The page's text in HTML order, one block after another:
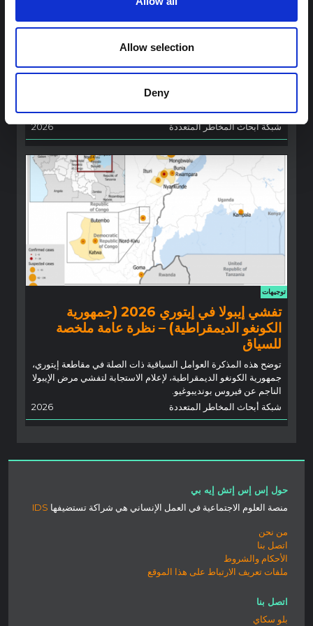
Allow selection
Deny
الاجتماعية والسلوكية حول الإيبولا من أجل
جمهورية الكونغو الديمقراطية
والسلوكية السابقة حول الإيبولا لتسليط الضوء على رؤى حرجة لجهود
الاستجابة المتكيفة محليًا والمدعومة بالسياق.
شبكة أبحاث المخاطر المتعددة
2026
توجيهات
تفشي إيبولا في إيتوري 2026 (جمهورية
الكونغو الديمقراطية) – نظرة عامة ملخصة
للسياق
توضح هذه المذكرة العوامل السياقية ذات الصلة في مقاطعة إيتوري،
جمهورية الكونغو الديمقراطية، لإعلام الاستجابة لتفشي مرض الإيبولا
الناجم عن فيروس بونديبوغيو.
شبكة أبحاث المخاطر المتعددة
2026
حول إس إس إتش إيه بي
منصة العلوم الاجتماعية في العمل الإنساني هي شراكة تستضيفها IDS
من نحن
اتصل بنا
الأحكام والشروط
ملفات تعريف الارتباط على هذا الموقع
اتصل بنا
بلو سكاي